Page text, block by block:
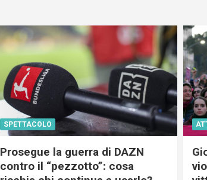
SPETTACOLO
Prosegue la guerra di DAZN
contro il “pezzotto”: cosa